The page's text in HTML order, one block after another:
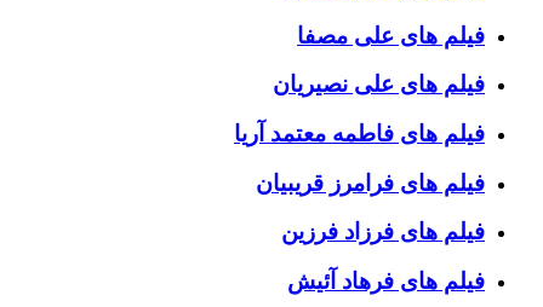
فیلم های علی مصفا
فیلم های علی نصیریان
فیلم های فاطمه معتمد آریا
فیلم های فرامرز قریبیان
فیلم های فرزاد فرزین
فیلم های فرهاد آئیش